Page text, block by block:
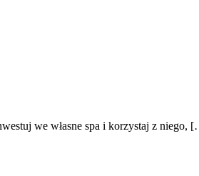
we własne spa i korzystaj z niego,